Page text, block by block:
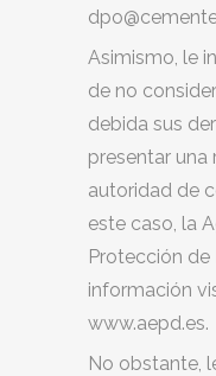
Asimismo, le
de no
debida sus
presentar una
autoridad de
este caso, la
Protección de
información
www.aepd.es.
No obstante,